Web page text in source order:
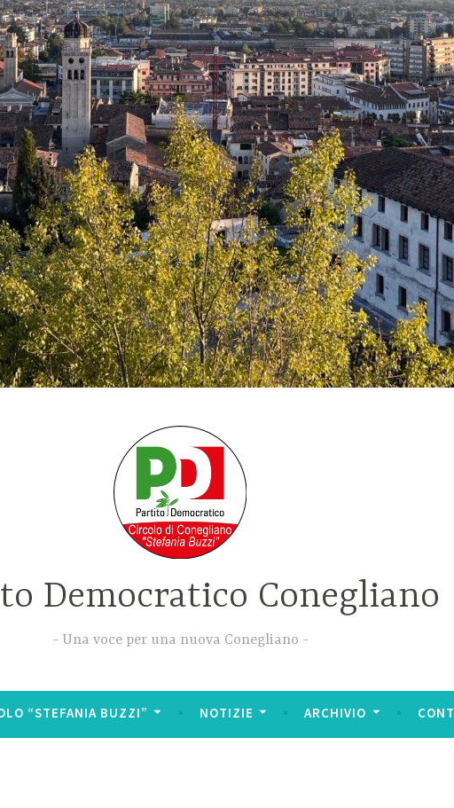
Democratico Conegliano
Una voce per una nuova Conegliano
“STEFANIA BUZZI” NOTIZIE ARCHIVIO